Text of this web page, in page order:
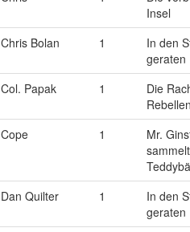
Insel
Chris Bolan 1
In den
geraten
Col. Papak 1
Die
Cope 1
Mr.
sammelt
Dan Quilter 1
In den
geraten